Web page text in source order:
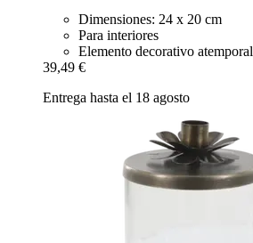
Dimensiones: 24 x 20 cm
Para interiores
Elemento decorativo atemporal
39,49 €
Entrega hasta el 18 agosto